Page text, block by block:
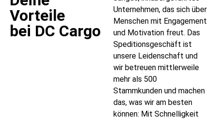
Vorteile
bei DC Cargo
Unternehmen, das sich über
Menschen mit Engagement
und Motivation freut. Das
Speditionsgeschäft ist
unsere Leidenschaft und
wir betreuen mittlerweile
mehr als 500
Stammkunden und machen
das, was wir am besten
können: Mit Schnelligkeit